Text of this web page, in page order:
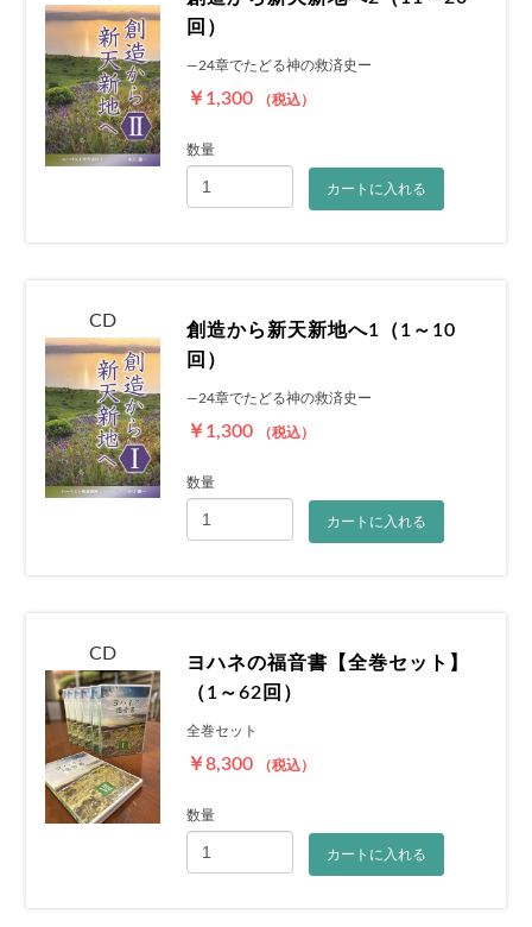
回）
―24章でたどる神の救済史ー
￥1,300 （税込）
数量
カートに入れる
CD
創造から新天新地へ1（1～10
回）
―24章でたどる神の救済史ー
￥1,300 （税込）
数量
カートに入れる
CD
ヨハネの福音書【全巻セット】
（1～62回）
全巻セット
￥8,300 （税込）
数量
カートに入れる